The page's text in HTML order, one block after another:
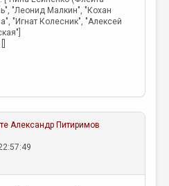
"Леонид Малкин", "Кохан
"Игнат Колесник", "Алексей
Александр Питиримов